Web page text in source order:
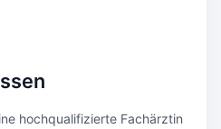
hochqualifizierte Fachärztin